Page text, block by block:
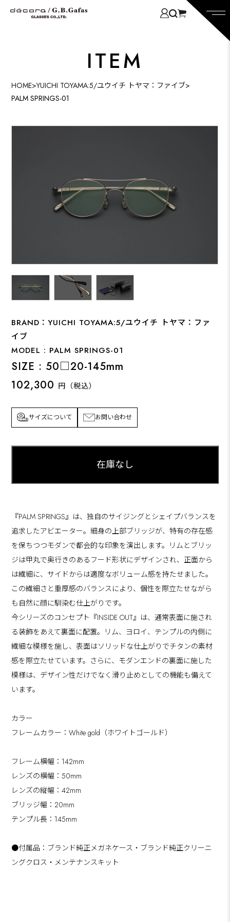
ITEM
HOME>YUICHI TOYAMA:5/ユウイチ トヤマ：ファイブ>
PALM SPRINGS-01
BRAND：YUICHI TOYAMA:5/ユウイチ トヤマ：ファ
イブ
MODEL : PALM SPRINGS-01
SIZE : 50□20-145mm
102,300 円（税込）
サイズについて お問い合わせ
『PALM SPRINGS』は、独自のサイジングとシェイプバランスを
追求したアビエーター。細身の上部ブリッジが、特有の存在感
を保ちつつモダンで都会的な印象を演出します。リムとブリッ
ジは甲丸で奥行きのあるフード形状にデザインされ、正面から
は繊細に、サイドからは適度なボリューム感を持たせました。
この繊細さと重厚感のバランスにより、個性を際立たせながら
も自然に顔に馴染む仕上がりです。
今シリーズのコンセプト『INSIDE OUT』は、通常表面に施され
る装飾をあえて裏面に配置。リム、ヨロイ、テンプルの内側に
繊細な模様を施し、表面はソリッドな仕上がりでチタンの素材
感を際立たせています。さらに、モダンエンドの裏面に施した
模様は、デザイン性だけでなく滑り止めとしての機能も備えて
います。
カラー
フレームカラー：White gold（ホワイトゴールド）
フレーム横幅：142mm
レンズの横幅：50mm
レンズの縦幅：42mm
ブリッジ幅：20mm
テンプル長：145mm
●付属品：ブランド純正メガネケース・ブランド純正クリーニ
ングクロス・メンテナンスキット